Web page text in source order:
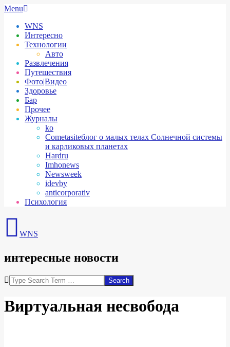
Skip
content
Secondary
Menu
Menu
WNS
Интересно
Технологии
Авто
Развлечения
Путешествия
Фото|Видео
Здоровье
Бар
Прочее
Журналы
ko
Cometasiteблог о малых телах Солнечной системы
и карликовых планетах
Hardru
Imhonews
Newsweek
idevby
anticorporativ
Психология
WNS
интересные новости
Search
Виртуальная несвобода